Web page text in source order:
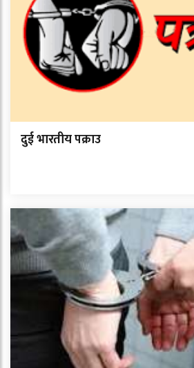
दुई भारतीय पक्राउ